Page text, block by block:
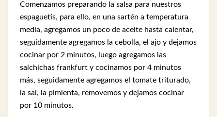
Comenzamos preparando la salsa para nuestros
espaguetis, para ello, en una sartén a temperatura
media, agregamos un poco de aceite hasta calentar,
seguidamente agregamos la cebolla, el ajo y dejamos
cocinar por 2 minutos, luego agregamos las
salchichas frankfurt y cocinamos por 4 minutos
más, seguidamente agregamos el tomate triturado,
la sal, la pimienta, removemos y dejamos cocinar
por 10 minutos.